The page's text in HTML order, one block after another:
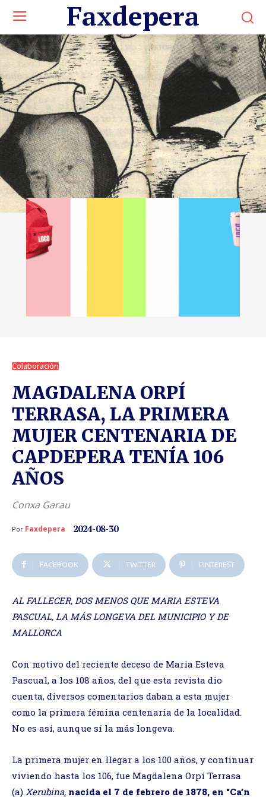
Faxdepera
Colaboración
MAGDALENA ORPÍ
TERRASA, LA PRIMERA
MUJER CENTENARIA DE
CAPDEPERA TENÍA 106
AÑOS
Conxa Garau
Por Faxdepera 2024-08-30
FACEBOOK TWITTER PINTEREST
AL FALLECER, DOS MENOS QUE MARIA ESTEVA
PASCUAL, LA MÁS LONGEVA DEL MUNICIPIO Y DE
MALLORCA
Con motivo del reciente deceso de Maria Esteva
Pascual, a los 108 años, del que esta revista dio
cuenta, diversos comentarios daban a esta mujer
como la primera fémina centenaria de la localidad.
No es así, aunque sí la más longeva.
La primera mujer en llegar a los 100 años, y continuar
viviendo hasta los 106, fue Magdalena Orpí Terrasa
(a) Xerubina, nacida el 7 de febrero de 1878, en “Ca’n